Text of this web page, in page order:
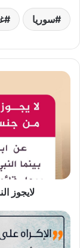
سوريا
لايجوز
مفروضة
لايجوز
الإكراه
على
الفضيلة